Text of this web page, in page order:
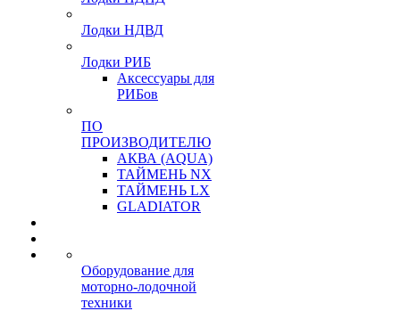
Лодки НДВД
Лодки РИБ
Аксессуары для
РИБов
ПО
ПРОИЗВОДИТЕЛЮ
АКВА (AQUA)
ТАЙМЕНЬ NX
ТАЙМЕНЬ LX
GLADIATOR
Оборудование для
моторно-лодочной
техники